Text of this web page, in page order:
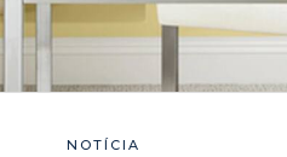
NOTÍCIA